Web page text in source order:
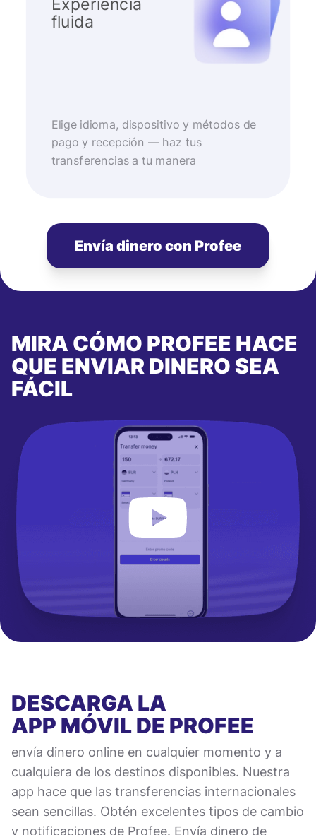
Experiencia
fluida
Elige idioma, dispositivo y métodos de
pago y recepción — haz tus
transferencias a tu manera
Envía dinero con Profee
MIRA CÓMO PROFEE HACE
QUE ENVIAR DINERO SEA
FÁCIL
DESCARGA LA
APP MÓVILDE PROFEE
envía dinero online en cualquier momento y a
cualquiera de los destinos disponibles. Nuestra
app hace que las transferencias internacionales
sean sencillas. Obtén excelentes tipos de cambio
y notificaciones de Profee. Envía dinero de